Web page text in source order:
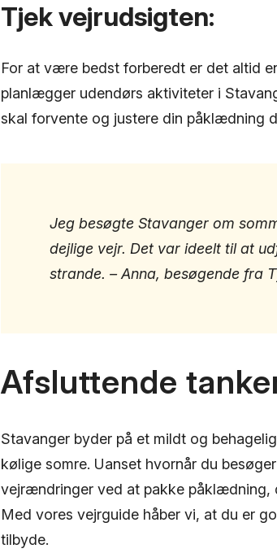
Tjek vejrudsigten:
For at være bedst forberedt er det altid
planlægger udendørs aktiviteter i
skal forvente og justere din påklædning
Jeg besøgte Stavanger om
dejlige vejr. Det var ideelt til at
strande. – Anna, besøgende fra
Afsluttende
Stavanger byder på et mildt og
kølige somre. Uanset hvornår du
vejrændringer ved at pakke påklædning,
Med vores vejrguide håber vi, at du er
tilbyde.